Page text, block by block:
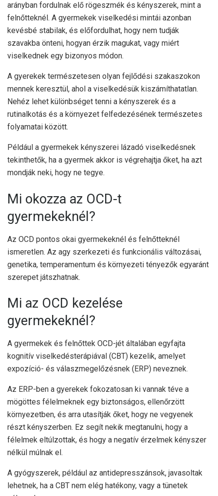
arányban fordulnak elő rögeszmék és kényszerek, mint a
felnőtteknél. A gyermekek viselkedési mintái azonban
kevésbé stabilak, és előfordulhat, hogy nem tudják
szavakba önteni, hogyan érzik magukat, vagy miért
viselkednek egy bizonyos módon.
A gyerekek természetesen olyan fejlődési szakaszokon
mennek keresztül, ahol a viselkedésük kiszámíthatatlan.
Nehéz lehet különbséget tenni a kényszerek és a
rutinalkotás és a környezet felfedezésének természetes
folyamatai között.
Például a gyermekek kényszerei lázadó viselkedésnek
tekinthetők, ha a gyermek akkor is végrehajtja őket, ha azt
mondják neki, hogy ne tegye.
Mi okozza az OCD-t
gyermekeknél?
Az OCD pontos okai gyermekeknél és felnőtteknél
ismeretlen. Az agy szerkezeti és funkcionális változásai,
genetika, temperamentum és környezeti tényezők egyaránt
szerepet játszhatnak.
Mi az OCD kezelése
gyermekeknél?
A gyermekek és felnőttek OCD-jét általában egyfajta
kognitív viselkedésterápiával (CBT) kezelik, amelyet
expozíció- és válaszmegelőzésnek (ERP) neveznek.
Az ERP-ben a gyerekek fokozatosan ki vannak téve a
mögöttes félelmeknek egy biztonságos, ellenőrzött
környezetben, és arra utasítják őket, hogy ne vegyenek
részt kényszerben. Ez segít nekik megtanulni, hogy a
félelmek eltúlzottak, és hogy a negatív érzelmek kényszer
nélkül múlnak el.
A gyógyszerek, például az antidepresszánsok, javasoltak
lehetnek, ha a CBT nem elég hatékony, vagy a tünetek